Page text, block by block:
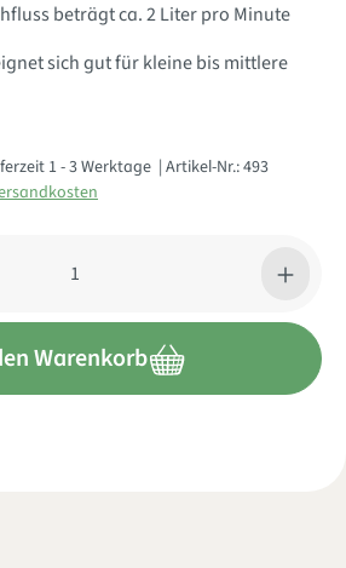
beträgt ca. 2 Liter pro Minute
sich gut für kleine bis mittlere
1 - 3 Werktage | Artikel-Nr.:493
gewünschten Wert ein oder
Warenkorb